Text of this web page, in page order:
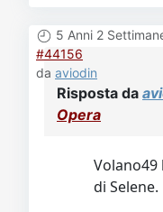
5 Anni 2
#44156
da aviodin
Risposta da
Opera
di Selene.